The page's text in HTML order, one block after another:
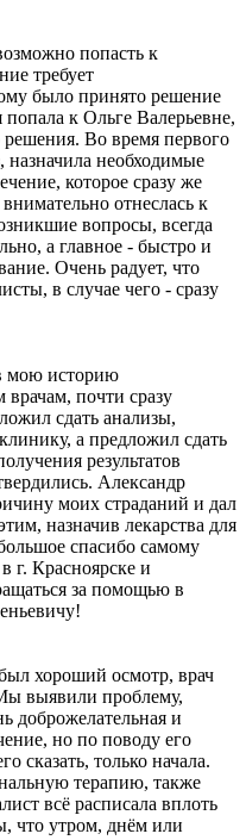
попасть к
требует
было принято решение
к Ольге Валерьевне,
решения. Во время первого
назначила необходимые
которое сразу же
отнеслась к
вопросы, всегда
а главное - быстро и
Очень радует, что
в случае чего - сразу
мою историю
врачам, почти сразу
сдать анализы,
а предложил сдать
результатов
Александр
моих страданий и дал
назначив лекарства для
спасибо самому
г. Красноярске и
за помощью в
хороший осмотр, врач
выявили проблему,
доброжелательная и
но по поводу его
сказать, только начала.
терапию, также
всё расписала вплоть
что утром, днём или